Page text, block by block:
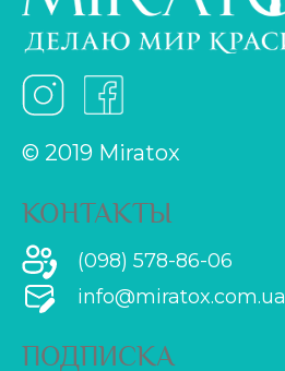
© 2019 Miratox
ПОДПИСКА
КОНТАКТЫ
(098) 578-86-06
info@miratox.com.ua